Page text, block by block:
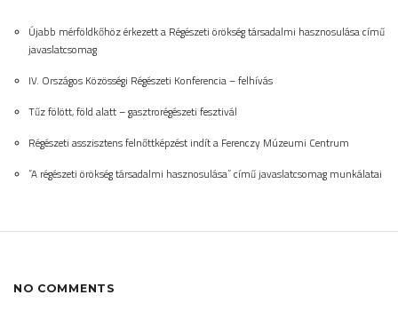
Újabb mérföldkőhöz érkezett a Régészeti örökség társadalmi hasznosulása című
javaslatcsomag
IV. Országos Közösségi Régészeti Konferencia – felhívás
Tűz fölött, föld alatt – gasztrorégészeti fesztivál
Régészeti asszisztens felnőttképzést indít a Ferenczy Múzeumi Centrum
“A régészeti örökség társadalmi hasznosulása” című javaslatcsomag munkálatai
NO COMMENTS